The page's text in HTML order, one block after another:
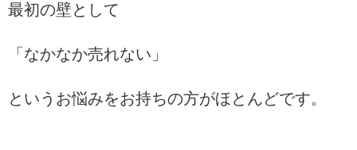
最初の壁として
「なかなか売れない」
というお悩みをお持ちの方がほとんどです。